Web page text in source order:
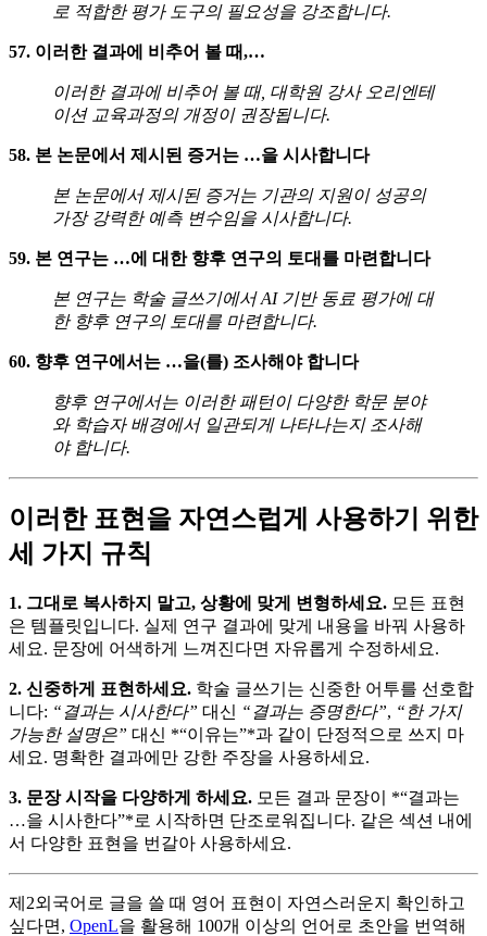
로 적합한 평가 도구의 필요성을 강조합니다.
57. 이러한 결과에 비추어 볼 때,…
이러한 결과에 비추어 볼 때, 대학원 강사 오리엔테
이션 교육과정의 개정이 권장됩니다.
58. 본 논문에서 제시된 증거는 …을 시사합니다
본 논문에서 제시된 증거는 기관의 지원이 성공의
가장 강력한 예측 변수임을 시사합니다.
59. 본 연구는 …에 대한 향후 연구의 토대를 마련합니다
본 연구는 학술 글쓰기에서 AI 기반 동료 평가에 대
한 향후 연구의 토대를 마련합니다.
60. 향후 연구에서는 …을(를) 조사해야 합니다
향후 연구에서는 이러한 패턴이 다양한 학문 분야
와 학습자 배경에서 일관되게 나타나는지 조사해
야 합니다.
이러한 표현을 자연스럽게 사용하기 위한
세 가지 규칙
1. 그대로 복사하지 말고, 상황에 맞게 변형하세요. 모든 표현
은 템플릿입니다. 실제 연구 결과에 맞게 내용을 바꿔 사용하
세요. 문장에 어색하게 느껴진다면 자유롭게 수정하세요.
2. 신중하게 표현하세요. 학술 글쓰기는 신중한 어투를 선호합
니다: “결과는 시사한다” 대신 “결과는 증명한다”, “한 가지
가능한 설명은” 대신 *“이유는”*과 같이 단정적으로 쓰지 마
세요. 명확한 결과에만 강한 주장을 사용하세요.
3. 문장 시작을 다양하게 하세요. 모든 결과 문장이 *“결과는
…을 시사한다”*로 시작하면 단조로워집니다. 같은 섹션 내에
서 다양한 표현을 번갈아 사용하세요.
제2외국어로 글을 쓸 때 영어 표현이 자연스러운지 확인하고
싶다면, OpenL을 활용해 100개 이상의 언어로 초안을 번역해